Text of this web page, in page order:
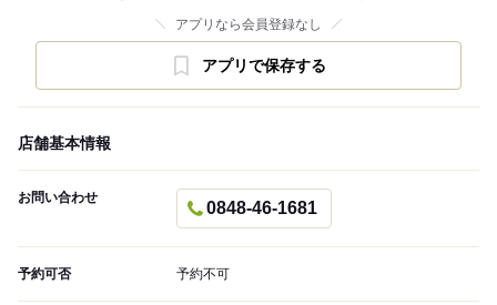
アプリなら会員登録なし
アプリで保存する
店舗基本情報
お問い合わせ
0848-46-1681
予約可否 予約不可